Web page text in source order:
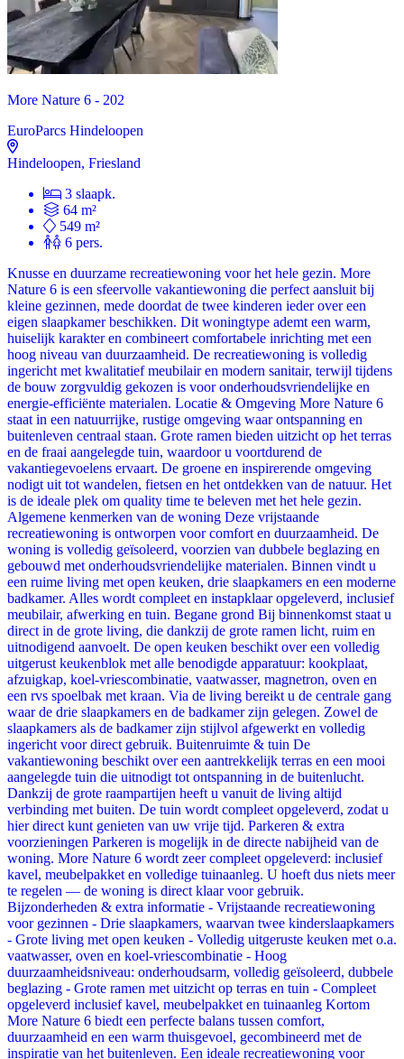
More Nature 6 - 202
EuroParcs Hindeloopen
Hindeloopen, Friesland
3 slaapk.
64 m²
549 m²
6 pers.
Knusse en duurzame recreatiewoning voor het hele gezin. More
Nature 6 is een sfeervolle vakantiewoning die perfect aansluit bij
kleine gezinnen, mede doordat de twee kinderen ieder over een
eigen slaapkamer beschikken. Dit woningtype ademt een warm,
huiselijk karakter en combineert comfortabele inrichting met een
hoog niveau van duurzaamheid. De recreatiewoning is volledig
ingericht met kwalitatief meubilair en modern sanitair, terwijl tijdens
de bouw zorgvuldig gekozen is voor onderhoudsvriendelijke en
energie-efficiënte materialen. Locatie & Omgeving More Nature 6
staat in een natuurrijke, rustige omgeving waar ontspanning en
buitenleven centraal staan. Grote ramen bieden uitzicht op het terras
en de fraai aangelegde tuin, waardoor u voortdurend de
vakantiegevoelens ervaart. De groene en inspirerende omgeving
nodigt uit tot wandelen, fietsen en het ontdekken van de natuur. Het
is de ideale plek om quality time te beleven met het hele gezin.
Algemene kenmerken van de woning Deze vrijstaande
recreatiewoning is ontworpen voor comfort en duurzaamheid. De
woning is volledig geïsoleerd, voorzien van dubbele beglazing en
gebouwd met onderhoudsvriendelijke materialen. Binnen vindt u
een ruime living met open keuken, drie slaapkamers en een moderne
badkamer. Alles wordt compleet en instapklaar opgeleverd, inclusief
meubilair, afwerking en tuin. Begane grond Bij binnenkomst staat u
direct in de grote living, die dankzij de grote ramen licht, ruim en
uitnodigend aanvoelt. De open keuken beschikt over een volledig
uitgerust keukenblok met alle benodigde apparatuur: kookplaat,
afzuigkap, koel-vriescombinatie, vaatwasser, magnetron, oven en
een rvs spoelbak met kraan. Via de living bereikt u de centrale gang
waar de drie slaapkamers en de badkamer zijn gelegen. Zowel de
slaapkamers als de badkamer zijn stijlvol afgewerkt en volledig
ingericht voor direct gebruik. Buitenruimte & tuin De
vakantiewoning beschikt over een aantrekkelijk terras en een mooi
aangelegde tuin die uitnodigt tot ontspanning in de buitenlucht.
Dankzij de grote raampartijen heeft u vanuit de living altijd
verbinding met buiten. De tuin wordt compleet opgeleverd, zodat u
hier direct kunt genieten van uw vrije tijd. Parkeren & extra
voorzieningen Parkeren is mogelijk in de directe nabijheid van de
woning. More Nature 6 wordt zeer compleet opgeleverd: inclusief
kavel, meubelpakket en volledige tuinaanleg. U hoeft dus niets meer
te regelen — de woning is direct klaar voor gebruik.
Bijzonderheden & extra informatie - Vrijstaande recreatiewoning
voor gezinnen - Drie slaapkamers, waarvan twee kinderslaapkamers
- Grote living met open keuken - Volledig uitgeruste keuken met o.a.
vaatwasser, oven en koel-vriescombinatie - Hoog
duurzaamheidsniveau: onderhoudsarm, volledig geïsoleerd, dubbele
beglazing - Grote ramen met uitzicht op terras en tuin - Compleet
opgeleverd inclusief kavel, meubelpakket en tuinaanleg Kortom
More Nature 6 biedt een perfecte balans tussen comfort,
duurzaamheid en een warm thuisgevoel, gecombineerd met de
inspiratie van het buitenleven. Een ideale recreatiewoning voor